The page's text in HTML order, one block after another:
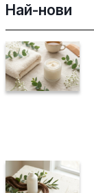
Най-нови